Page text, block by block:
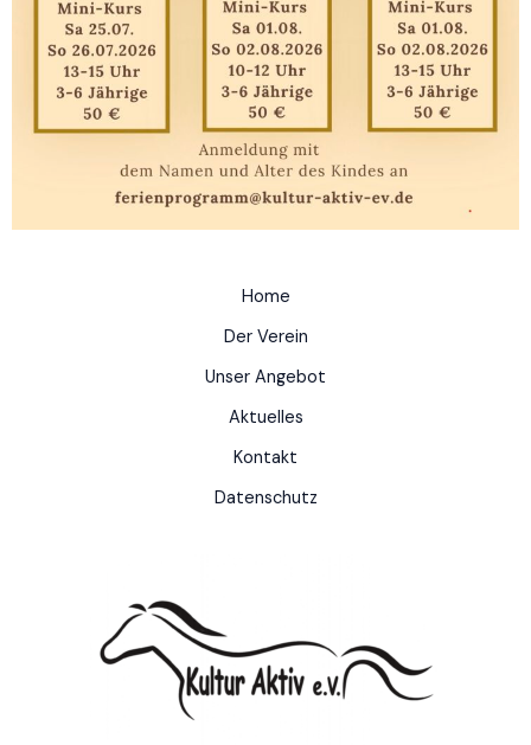
Home
Der Verein
Unser Angebot
Aktuelles
Kontakt
Datenschutz